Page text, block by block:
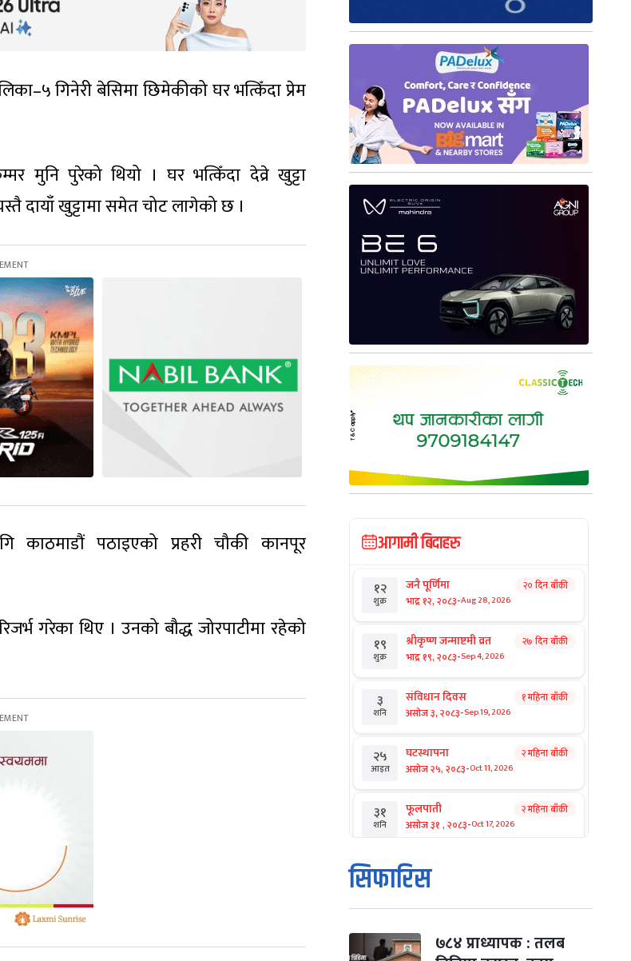
गिनेरी बेसिमा छिमेकीको घर भत्किँदा प्रेम
मुनि पुरेको थियो । घर भत्किँदा देव्रे खुट्टा
दायाँ खुट्टामा समेत चोट लागेको छ ।
काठमाडौं पठाइएको प्रहरी चौकी कानपूर
गरेका थिए । उनको बौद्ध जोरपाटीमा रहेको
आगामी बिदाहरु
१२
शुक्र
जनै पूर्णिमा
भाद्र १२, २०८३-Aug 28, 2026
२० दिन बाँकी
१९
शुक्र
श्रीकृष्ण जन्माष्टमी व्रत
भाद्र १९, २०८३-Sep 4, 2026
२७ दिन बाँकी
३
शनि
संविधान दिवस
असोज ३, २०८३-Sep 19, 2026
१ महिना बाँकी
२५
आइत
घटस्थापना
असोज २५, २०८३-Oct 11, 2026
२ महिना बाँकी
३१
शनि
फूलपाती
असोज ३१ , २०८३-Oct 17, 2026
२ महिना बाँकी
१
आइत
कार्तिक सङ्क्रान्ति
कार्तिक १, २०८३
मंगल कार्तिक ३, २०८३ -Oct 20, 2026
सिफारिस
७८४ प्राध्यापक : तलब